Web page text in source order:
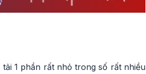
1 phần rất nhỏ trong số rất nhiều